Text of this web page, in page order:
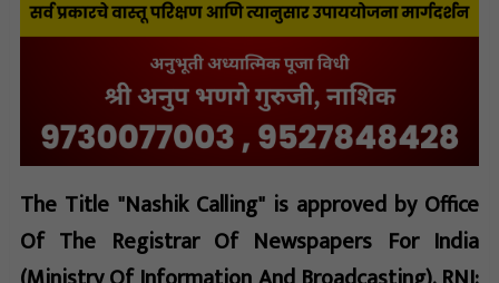
The Title "Nashik Calling" is approved by Office
Of The Registrar Of Newspapers For India